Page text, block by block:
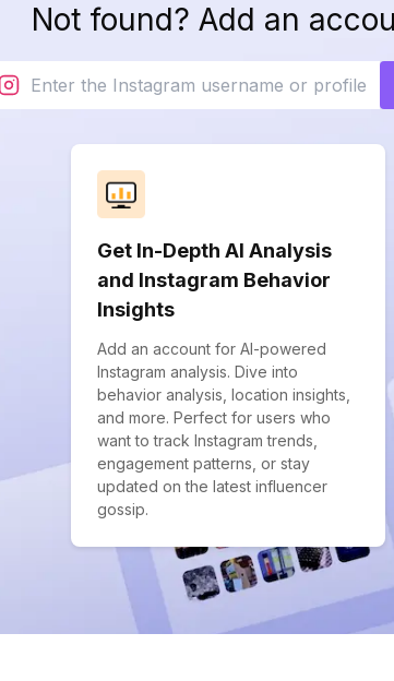
Not found? Add an
Get In-Depth AI Analysis
and Instagram Behavior
Insights
Add an account for AI-powered
Instagram analysis. Dive into
behavior analysis, location insights,
and more. Perfect for users who
want to track Instagram trends,
engagement patterns, or stay
updated on the latest influencer
gossip.